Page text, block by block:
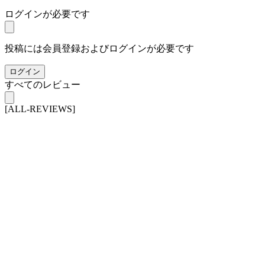
ログインが必要です
投稿には会員登録およびログインが必要です
ログイン
すべてのレビュー
[ALL-REVIEWS]